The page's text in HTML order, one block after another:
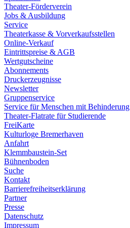
Theater-Förderverein
Jobs & Ausbildung
Service
Theaterkasse & Vorverkaufsstellen
Online-Verkauf
Eintrittspreise & AGB
Wertgutscheine
Abonnements
Druckerzeugnisse
Newsletter
Gruppenservice
Service für Menschen mit Behinderung
Theater-Flatrate für Studierende
FreiKarte
Kulturloge Bremerhaven
Anfahrt
Klemmbaustein-Set
Bühnenboden
Suche
Kontakt
Barrierefreiheitserklärung
Partner
Presse
Datenschutz
Impressum